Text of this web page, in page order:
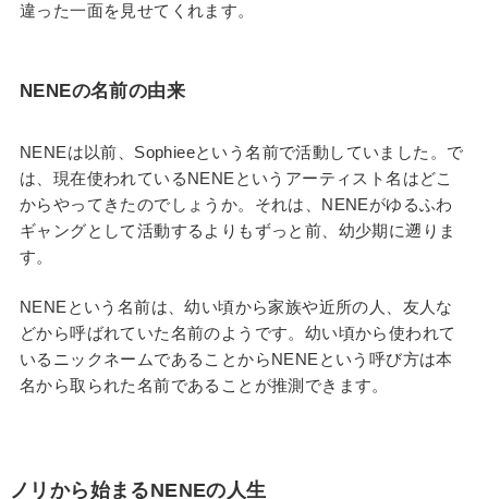
違った一面を見せてくれます。
NENEの名前の由来
NENEは以前、Sophieeという名前で活動していました。で
は、現在使われているNENEというアーティスト名はどこ
からやってきたのでしょうか。それは、NENEがゆるふわ
ギャングとして活動するよりもずっと前、幼少期に遡りま
す。
NENEという名前は、幼い頃から家族や近所の人、友人な
どから呼ばれていた名前のようです。幼い頃から使われて
いるニックネームであることからNENEという呼び方は本
名から取られた名前であることが推測できます。
ノリから始まるNENEの人生